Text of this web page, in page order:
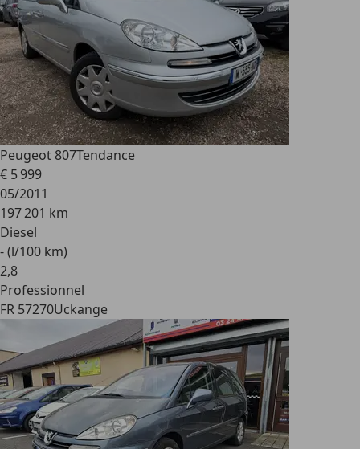
Peugeot 807Tendance
€ 5 999
05/2011
197 201 km
Diesel
- (l/100 km)
2,8
Professionnel
FR 57270Uckange